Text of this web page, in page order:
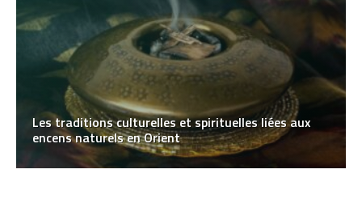
Les traditions culturelles et spirituelles liées aux
encens naturels en Orient